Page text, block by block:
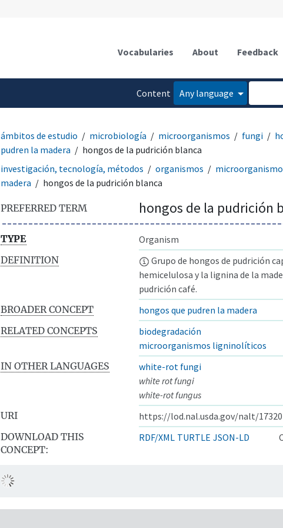
Vocabularies About Feedback
Content
Any language
ámbitos de estudio microbiología microorganismos fungi
pudren la madera
hongos de la pudrición blanca
investigación, tecnología, métodos
organismos
madera
hongos de la pudrición blanca
PREFERRED TERM hongos de la pudrición
TYPE
Organism
DEFINITION
Grupo de hongos de pudrición
hemicelulosa y la lignina de la
pudrición café.
BROADER CONCEPT
hongos que pudren la madera
RELATED CONCEPTS
biodegradación
microorganismos ligninolíticos
IN OTHER LANGUAGES
white-rot fungi
white rot fungi
white-rot fungus
URI
https://lod.nal.usda.gov/nalt/17320
DOWNLOAD THIS
CONCEPT:
RDF/XML TURTLE JSON-LD